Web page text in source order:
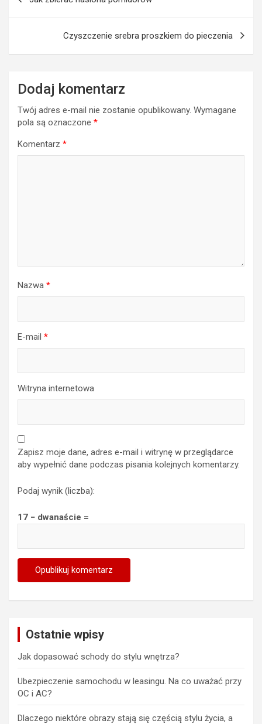
Czyszczenie srebra proszkiem do pieczenia
Dodaj komentarz
Twój adres e-mail nie zostanie opublikowany. Wymagane
pola są oznaczone *
Komentarz *
Nazwa *
E-mail *
Witryna internetowa
Zapisz moje dane, adres e-mail i witrynę w przeglądarce
aby wypełnić dane podczas pisania kolejnych komentarzy.
Podaj wynik (liczba):
17 − dwanaście =
Ostatnie wpisy
Jak dopasować schody do stylu wnętrza?
Ubezpieczenie samochodu w leasingu. Na co uważać przy
OC i AC?
Dlaczego niektóre obrazy stają się częścią stylu życia, a